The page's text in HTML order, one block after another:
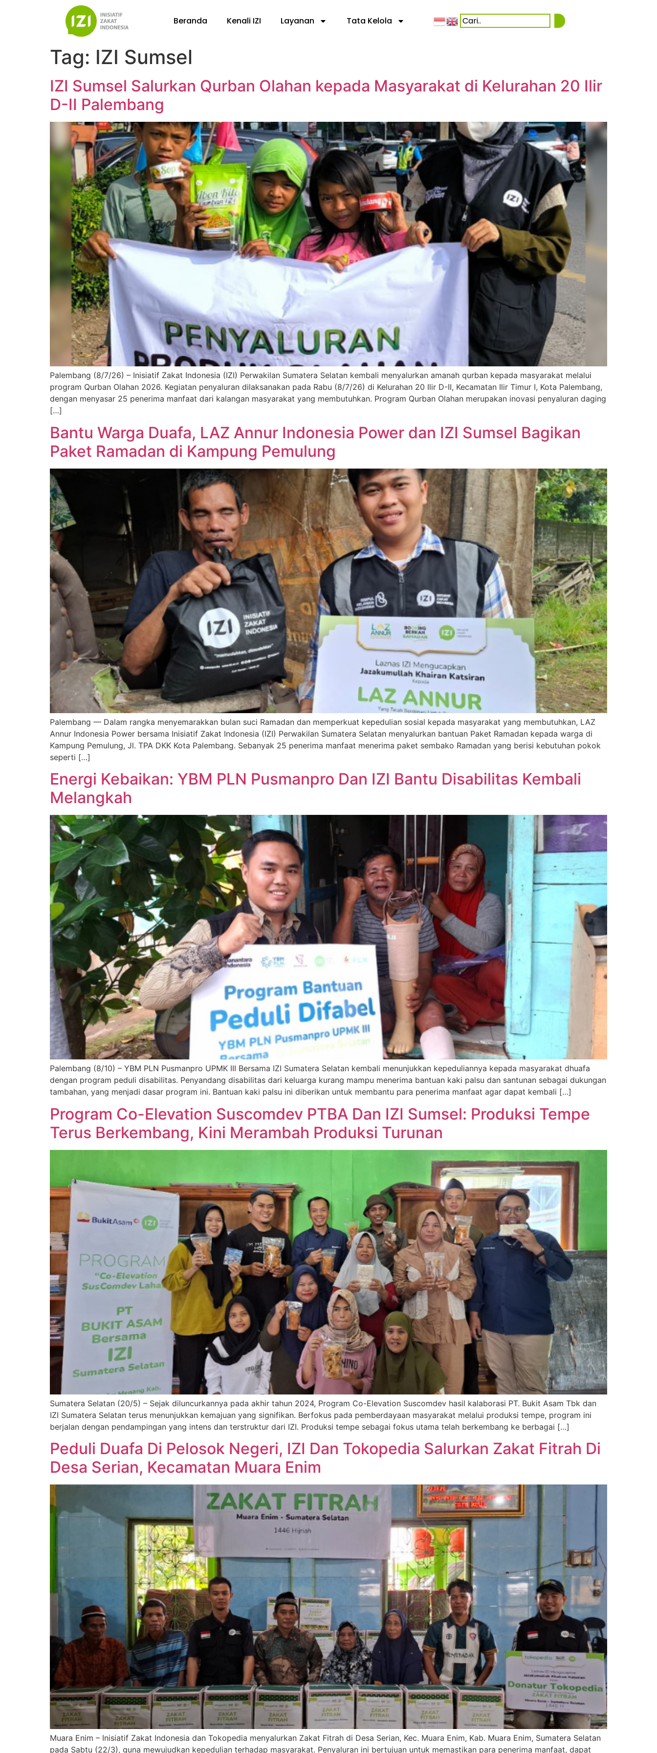
Beranda Kenali IZI Layanan Tata Kelola
Tag: IZI Sumsel
IZI Sumsel Salurkan Qurban Olahan kepada Masyarakat di Kelurahan 20 Ilir
D-II Palembang
Palembang (8/7/26) – Inisiatif Zakat Indonesia (IZI) Perwakilan Sumatera Selatan kembali menyalurkan amanah qurban kepada masyarakat melalui
program Qurban Olahan 2026. Kegiatan penyaluran dilaksanakan pada Rabu (8/7/26) di Kelurahan 20 Ilir D-II, Kecamatan Ilir Timur I, Kota Palembang,
dengan menyasar 25 penerima manfaat dari kalangan masyarakat yang membutuhkan. Program Qurban Olahan merupakan inovasi penyaluran daging
[…]
Bantu Warga Duafa, LAZ Annur Indonesia Power dan IZI Sumsel Bagikan
Paket Ramadan di Kampung Pemulung
Palembang — Dalam rangka menyemarakkan bulan suci Ramadan dan memperkuat kepedulian sosial kepada masyarakat yang membutuhkan, LAZ
Annur Indonesia Power bersama Inisiatif Zakat Indonesia (IZI) Perwakilan Sumatera Selatan menyalurkan bantuan Paket Ramadan kepada warga di
Kampung Pemulung, Jl. TPA DKK Kota Palembang. Sebanyak 25 penerima manfaat menerima paket sembako Ramadan yang berisi kebutuhan pokok
seperti […]
Energi Kebaikan: YBM PLN Pusmanpro Dan IZI Bantu Disabilitas Kembali
Melangkah
Palembang (8/10) – YBM PLN Pusmanpro UPMK III Bersama IZI Sumatera Selatan kembali menunjukkan kepeduliannya kepada masyarakat dhuafa
dengan program peduli disabilitas. Penyandang disabilitas dari keluarga kurang mampu menerima bantuan kaki palsu dan santunan sebagai dukungan
tambahan, yang menjadi dasar program ini. Bantuan kaki palsu ini diberikan untuk membantu para penerima manfaat agar dapat kembali […]
Program Co-Elevation Suscomdev PTBA Dan IZI Sumsel: Produksi Tempe
Terus Berkembang, Kini Merambah Produksi Turunan
Sumatera Selatan (20/5) – Sejak diluncurkannya pada akhir tahun 2024, Program Co-Elevation Suscomdev hasil kalaborasi PT. Bukit Asam Tbk dan
IZI Sumatera Selatan terus menunjukkan kemajuan yang signifikan. Berfokus pada pemberdayaan masyarakat melalui produksi tempe, program ini
berjalan dengan pendampingan yang intens dan terstruktur dari IZI. Produksi tempe sebagai fokus utama telah berkembang ke berbagai […]
Peduli Duafa Di Pelosok Negeri, IZI Dan Tokopedia Salurkan Zakat Fitrah Di
Desa Serian, Kecamatan Muara Enim
Muara Enim – Inisiatif Zakat Indonesia dan Tokopedia menyalurkan Zakat Fitrah di Desa Serian, Kec. Muara Enim, Kab. Muara Enim, Sumatera Selatan
pada Sabtu (22/3), guna mewujudkan kepedulian terhadap masyarakat. Penyaluran ini bertujuan untuk memastikan para penerima manfaat, dapat